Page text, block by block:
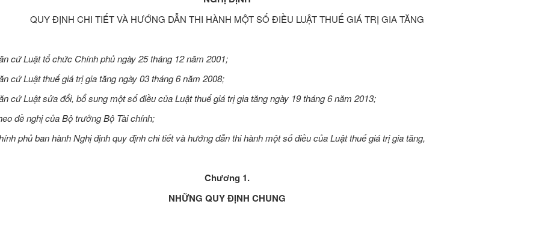
QUY ĐỊNH CHI TIẾT VÀ HƯỚNG DẪN THI HÀNH MỘT SỐ ĐIỀU LUẬT THUẾ GIÁ TRỊ GIA TĂNG
cứ Luật tổ chức Chính phủ ngày 25 tháng 12 năm 2001;
cứ Luật thuế giá trị gia tăng ngày 03 tháng 6 năm 2008;
cứ Luật sửa đổi, bổ sung một số điều của Luật thuế giá trị gia tăng ngày 19 tháng 6 năm 2013;
đề nghị của Bộ trưởng Bộ Tài chính;
phủ ban hành Nghị định quy định chi tiết và hướng dẫn thi hành một số điều của Luật thuế giá trị gia tăng,
Chương 1.
NHỮNG QUY ĐỊNH CHUNG